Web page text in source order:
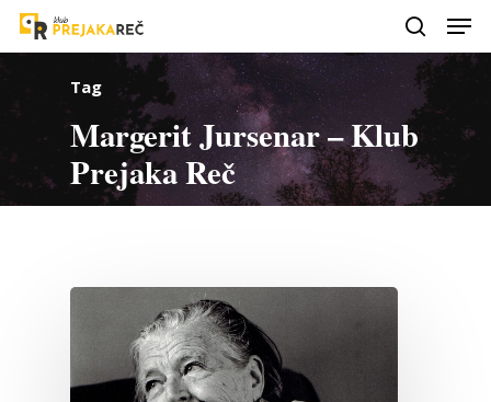
Tag
Margerit Jursenar – Klub
Prejaka Reč